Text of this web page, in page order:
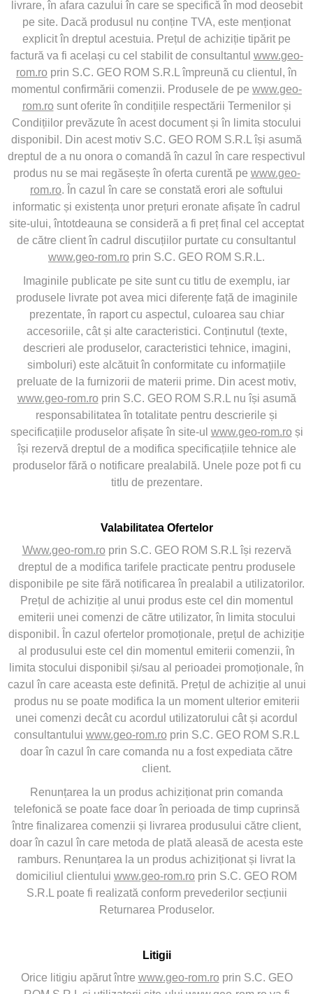
livrare, în afara cazului în care se specifică în mod deosebit
pe site. Dacă produsul nu conține TVA, este menționat
explicit în dreptul acestuia. Prețul de achiziție tipărit pe
factură va fi același cu cel stabilit de consultantul www.geo-
rom.ro prin S.C. GEO ROM S.R.L împreună cu clientul, în
momentul confirmării comenzii. Produsele de pe www.geo-
rom.rosunt oferite în condițiile respectării Termenilor și
Condițiilor prevăzute în acest document și în limita stocului
disponibil. Din acest motiv S.C. GEO ROM S.R.L își asumă
dreptul de a nu onora o comandă în cazul în care respectivul
produs nu se mai regăsește în oferta curentă pe www.geo-
rom.ro. În cazul în care se constată erori ale softului
informatic și existența unor prețuri eronate afișate în cadrul
site-ului, întotdeauna se consideră a fi preț final cel acceptat
de către client în cadrul discuțiilor purtate cu consultantul
www.geo-rom.ro prin S.C. GEO ROM S.R.L.
Imaginile publicate pe site sunt cu titlu de exemplu, iar
produsele livrate pot avea mici diferențe față de imaginile
prezentate, în raport cu aspectul, culoarea sau chiar
accesoriile, cât și alte caracteristici. Conținutul (texte,
descrieri ale produselor, caracteristici tehnice, imagini,
simboluri) este alcătuit în conformitate cu informațiile
preluate de la furnizorii de materii prime. Din acest motiv,
www.geo-rom.roprin S.C. GEO ROM S.R.L nu își asumă
responsabilitatea în totalitate pentru descrierile și
specificațiile produselor afișate în site-ul www.geo-rom.roși
își rezervă dreptul de a modifica specificațiile tehnice ale
produselor fără o notificare prealabilă. Unele poze pot fi cu
titlu de prezentare.
Valabilitatea Ofertelor
Www.geo-rom.roprin S.C. GEO ROM S.R.L își rezervă
dreptul de a modifica tarifele practicate pentru produsele
disponibile pe site fără notificarea în prealabil a utilizatorilor.
Prețul de achiziție al unui produs este cel din momentul
emiterii unei comenzi de către utilizator, în limita stocului
disponibil. În cazul ofertelor promoționale, prețul de achiziție
al produsului este cel din momentul emiterii comenzii, în
limita stocului disponibil și/sau al perioadei promoționale, în
cazul în care aceasta este definită. Prețul de achiziție al unui
produs nu se poate modifica la un moment ulterior emiterii
unei comenzi decât cu acordul utilizatorului cât și acordul
consultantului www.geo-rom.roprin S.C. GEO ROM S.R.L
doar în cazul în care comanda nu a fost expediata către
client.
Renunțarea la un produs achiziționat prin comanda
telefonică se poate face doar în perioada de timp cuprinsă
între finalizarea comenzii și livrarea produsului către client,
doar în cazul în care metoda de plată aleasă de acesta este
ramburs. Renunțarea la un produs achiziționat și livrat la
domiciliul clientului www.geo-rom.ro prin S.C. GEO ROM
S.R.L poate fi realizată conform prevederilor secțiunii
Returnarea Produselor.
Litigii
Orice litigiu apărut între www.geo-rom.roprin S.C. GEO